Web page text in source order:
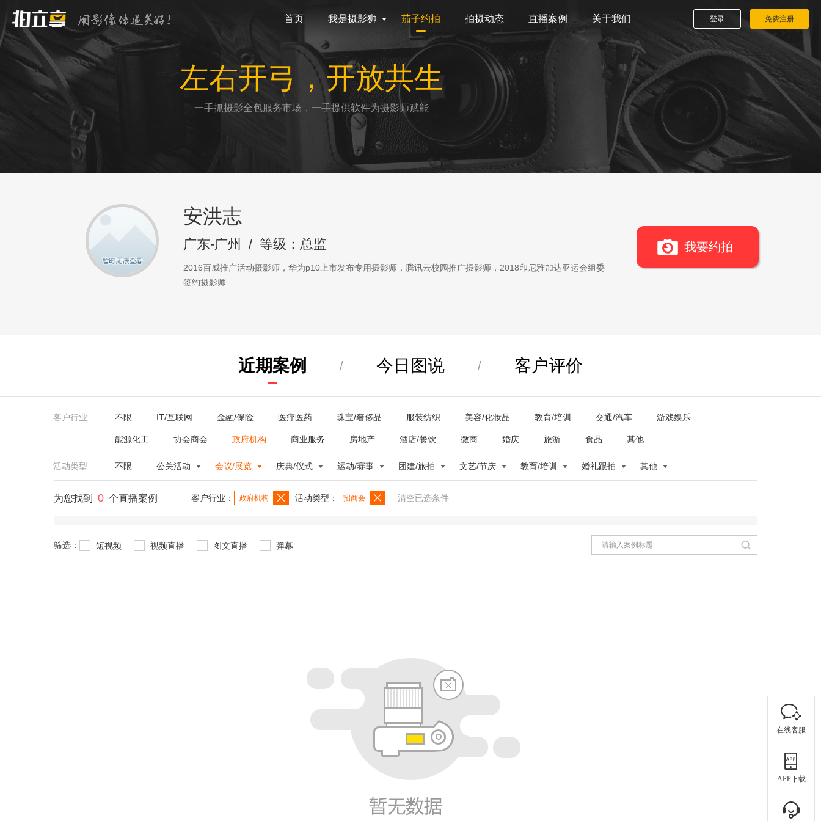
首页 我是摄影狮 茄子约拍 拍摄动态 直播案例 关于我们 登录 免费注册
左右开弓，开放共生
一手抓摄影全包服务市场，一手提供软件为摄影师赋能
安洪志
广东-广州 / 等级：总监
2016百威推广活动摄影师，华为p10上市发布专用摄影师，腾讯云校园推广摄影师，2018印尼雅加达亚运会组委
签约摄影师
我要约拍
近期案例 / 今日图说 / 客户评价
客户行业 不限 IT/互联网 金融/保险 医疗医药 珠宝/奢侈品 服装纺织 美容/化妆品 教育/培训 交通/汽车 游戏娱乐
能源化工 协会商会 政府机构 商业服务 房地产 酒店/餐饮 微商 婚庆 旅游 食品 其他
活动类型 不限 公关活动 会议/展览 庆典/仪式 运动/赛事 团建/旅拍 文艺/节庆 教育/培训 婚礼跟拍 其他
为您找到 0 个直播案例 客户行业： 政府机构 活动类型： 招商会 清空已选条件
筛选： 短视频 视频直播 图文直播 弹幕
在线客服
APP下载